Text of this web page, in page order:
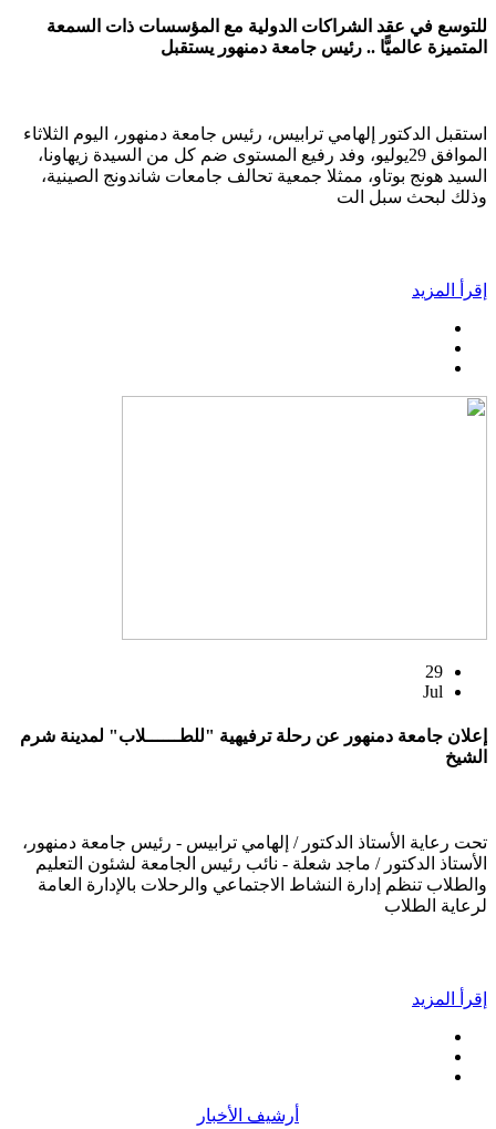
للتوسع في عقد الشراكات الدولية مع المؤسسات ذات السمعة
المتميزة عالميًّا .. رئيس جامعة دمنهور يستقبل
استقبل الدكتور إلهامي ترابيس، رئيس جامعة دمنهور، اليوم الثلاثاء
الموافق 29يوليو، وفد رفيع المستوى ضم كل من السيدة زيهاونا،
السيد هونج بوتاو، ممثلا جمعية تحالف جامعات شاندونج الصينية،
وذلك لبحث سبل الت
إقرأ المزيد
29
Jul
إعلان جامعة دمنهور عن رحلة ترفيهية "للطــــــلاب" لمدينة شرم
الشيخ
تحت رعاية الأستاذ الدكتور / إلهامي ترابيس - رئيس جامعة دمنهور،
الأستاذ الدكتور / ماجد شعلة - نائب رئيس الجامعة لشئون التعليم
والطلاب تنظم إدارة النشاط الاجتماعي والرحلات بالإدارة العامة
لرعاية الطلاب
إقرأ المزيد
أرشيف الأخبار